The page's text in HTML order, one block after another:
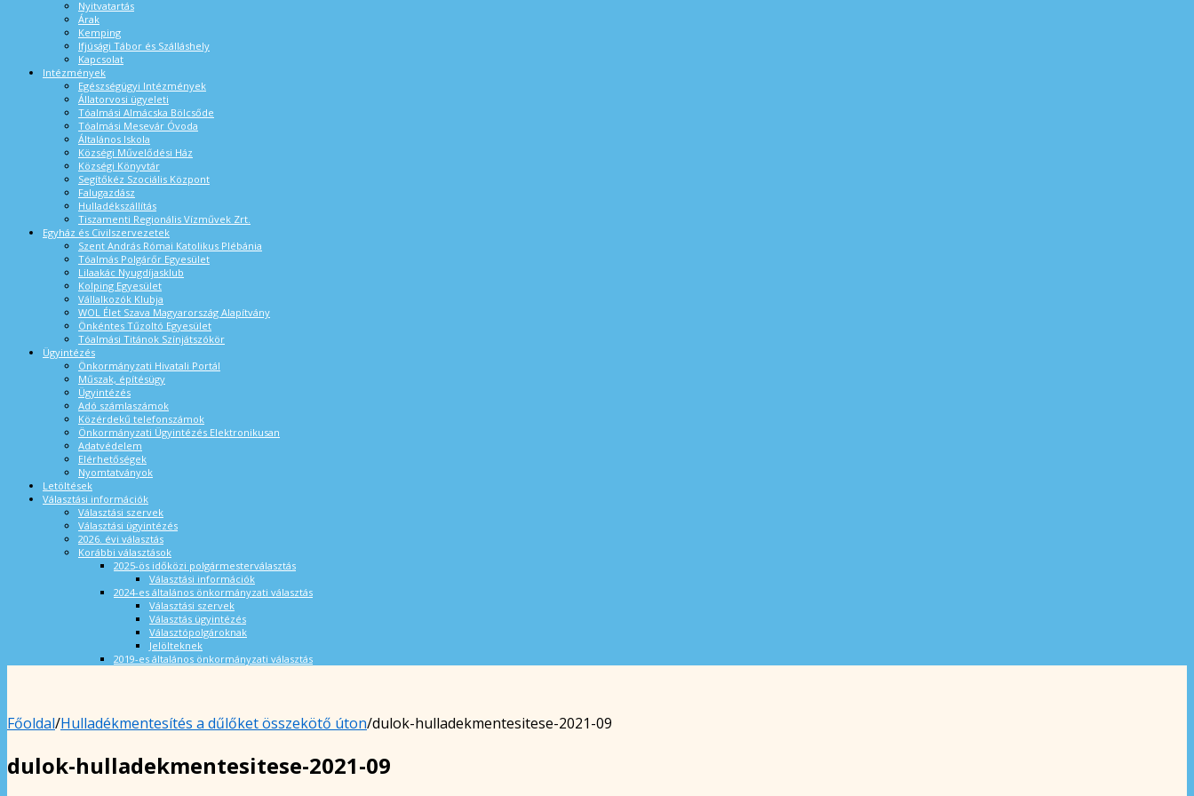
Nyitvatartás
Árak
Kemping
Ifjúsági Tábor és Szálláshely
Kapcsolat
Intézmények
Egészségügyi Intézmények
Állatorvosi ügyeleti
Tóalmási Almácska Bölcsőde
Tóalmási Mesevár Óvoda
Általános Iskola
Községi Művelődési Ház
Községi Könyvtár
Segítőkéz Szociális Központ
Falugazdász
Hulladékszállítás
Tiszamenti Regionális Vízművek Zrt.
Egyház és Civilszervezetek
Szent András Római Katolikus Plébánia
Tóalmás Polgárőr Egyesület
Lilaakác Nyugdíjasklub
Kolping Egyesület
Vállalkozók Klubja
WOL Élet Szava Magyarország Alapítvány
Önkéntes Tűzoltó Egyesület
Tóalmási Titánok Színjátszókör
Ügyintézés
Önkormányzati Hivatali Portál
Műszak, építésügy
Ügyintézés
Adó számlaszámok
Közérdekű telefonszámok
Önkormányzati Ügyintézés Elektronikusan
Adatvédelem
Elérhetőségek
Nyomtatványok
Letöltések
Választási információk
Választási szervek
Választási ügyintézés
2026. évi választás
Korábbi választások
2025-ös időközi polgármesterválasztás
Választási információk
2024-es általános önkormányzati választás
Választási szervek
Választás ügyintézés
Választópolgároknak
Jelölteknek
2019-es általános önkormányzati választás
Főoldal/Hulladékmentesítés a dűlőket összekötő úton/dulok-hulladekmentesitese-2021-09
dulok-hulladekmentesitese-2021-09